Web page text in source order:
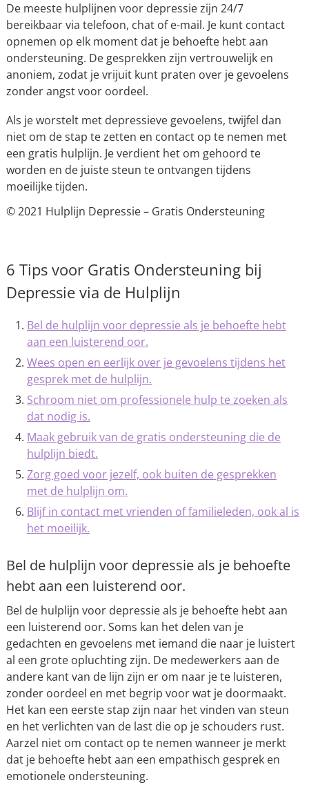
De meeste hulplijnen voor depressie zijn 24/7
bereikbaar via telefoon, chat of e-mail. Je kunt contact
opnemen op elk moment dat je behoefte hebt aan
ondersteuning. De gesprekken zijn vertrouwelijk en
anoniem, zodat je vrijuit kunt praten over je gevoelens
zonder angst voor oordeel.
Als je worstelt met depressieve gevoelens, twijfel dan
niet om de stap te zetten en contact op te nemen met
een gratis hulplijn. Je verdient het om gehoord te
worden en de juiste steun te ontvangen tijdens
moeilijke tijden.
© 2021 Hulplijn Depressie – Gratis Ondersteuning
6 Tips voor Gratis Ondersteuning bij
Depressie via de Hulplijn
Bel de hulplijn voor depressie als je behoefte hebt
aan een luisterend oor.
Wees open en eerlijk over je gevoelens tijdens het
gesprek met de hulplijn.
Schroom niet om professionele hulp te zoeken als
dat nodig is.
Maak gebruik van de gratis ondersteuning die de
hulplijn biedt.
Zorg goed voor jezelf, ook buiten de gesprekken
met de hulplijn om.
Blijf in contact met vrienden of familieleden, ook al is
het moeilijk.
Bel de hulplijn voor depressie als je behoefte
hebt aan een luisterend oor.
Bel de hulplijn voor depressie als je behoefte hebt aan
een luisterend oor. Soms kan het delen van je
gedachten en gevoelens met iemand die naar je luistert
al een grote opluchting zijn. De medewerkers aan de
andere kant van de lijn zijn er om naar je te luisteren,
zonder oordeel en met begrip voor wat je doormaakt.
Het kan een eerste stap zijn naar het vinden van steun
en het verlichten van de last die op je schouders rust.
Aarzel niet om contact op te nemen wanneer je merkt
dat je behoefte hebt aan een empathisch gesprek en
emotionele ondersteuning.